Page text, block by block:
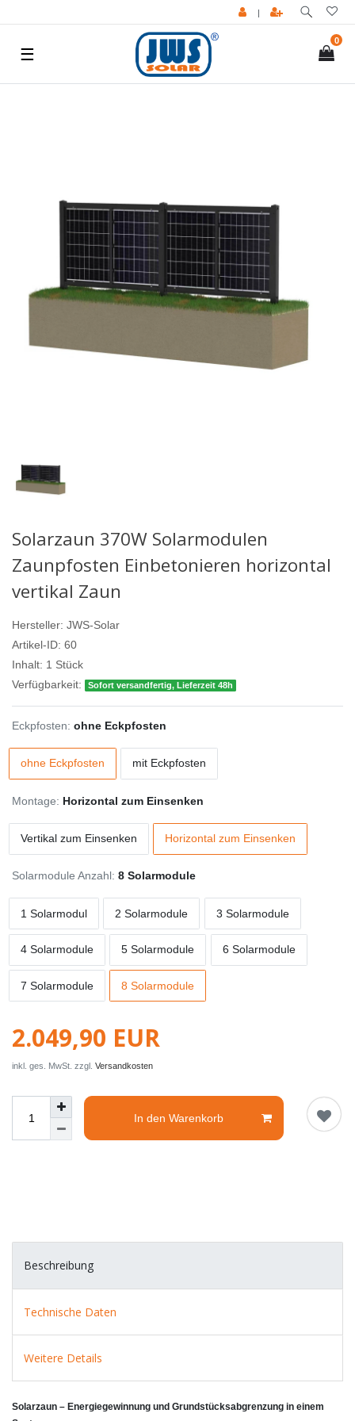
|
0
☰
Solarzaun 370W Solarmodulen
Zaunpfosten Einbetonieren horizontal
vertikal Zaun
Hersteller: JWS-Solar
Artikel-ID: 60
Inhalt: 1 Stück
Verfügbarkeit:
Sofort versandfertig, Lieferzeit 48h
Eckpfosten: ohne Eckpfosten
ohne Eckpfosten mit Eckpfosten
Montage: Horizontal zum Einsenken
Vertikal zum Einsenken Horizontal zum Einsenken
Solarmodule Anzahl: 8 Solarmodule
1 Solarmodul 2 Solarmodule 3 Solarmodule
4 Solarmodule 5 Solarmodule 6 Solarmodule
7 Solarmodule 8 Solarmodule
2.049,90 EUR
inkl. ges. MwSt. zzgl. Versandkosten
In den Warenkorb
Beschreibung
Technische Daten
Weitere Details
Solarzaun – Energiegewinnung und Grundstücksabgrenzung in einem